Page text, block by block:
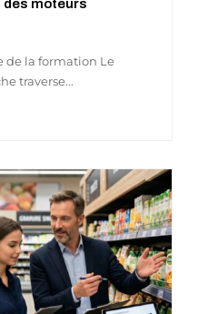
des moteurs
de la formation Le
traverse...